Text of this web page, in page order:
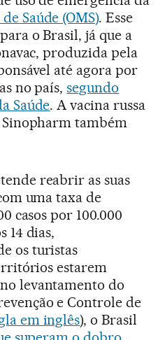
Saúde (OMS). Esse
o Brasil, já que a
produzida pela
até agora por
no país,segundo
Saúde. A vacina russa
também
reabrir as suas
uma taxa de
casos por 100.000
14 dias,
os turistas
estarem
levantamento do
e Controle de
em inglês), o Brasil